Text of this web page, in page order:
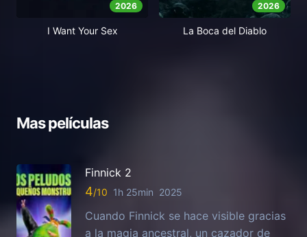
2026
I Want Your Sex
2026
La Boca del Diablo
Mas películas
Finnick 2
4 1h 25min 2025
Cuando Finnick se hace visible gracias
a la magia ancestral, un cazador de